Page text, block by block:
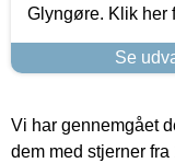
Glyngøre. Klik her
Se
Vi har gennemgået
dem med stjerner